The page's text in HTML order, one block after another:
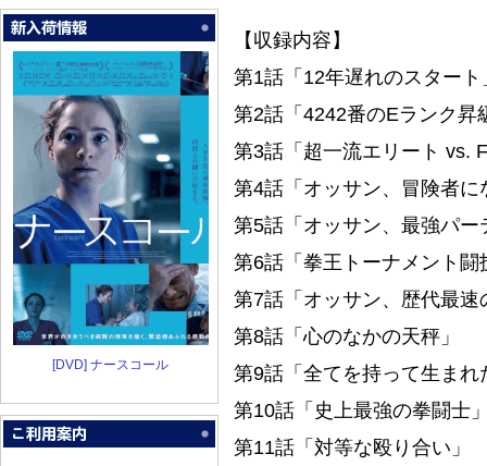
[DVD] ナースコール
【収録内容】
第1話「12年遅れのスタート
第2話「4242番のEランク昇
第3話「超一流エリート vs.
第4話「オッサン、冒険者に
第5話「オッサン、最強パ
第6話「拳王トーナメント闘
第7話「オッサン、歴代最速
第8話「心のなかの天秤」
第9話「全てを持って生まれ
第10話「史上最強の拳闘士
第11話「対等な殴り合い」